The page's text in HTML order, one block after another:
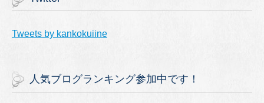
Tweets by kankokuiine
人気ブログランキング参加中です！